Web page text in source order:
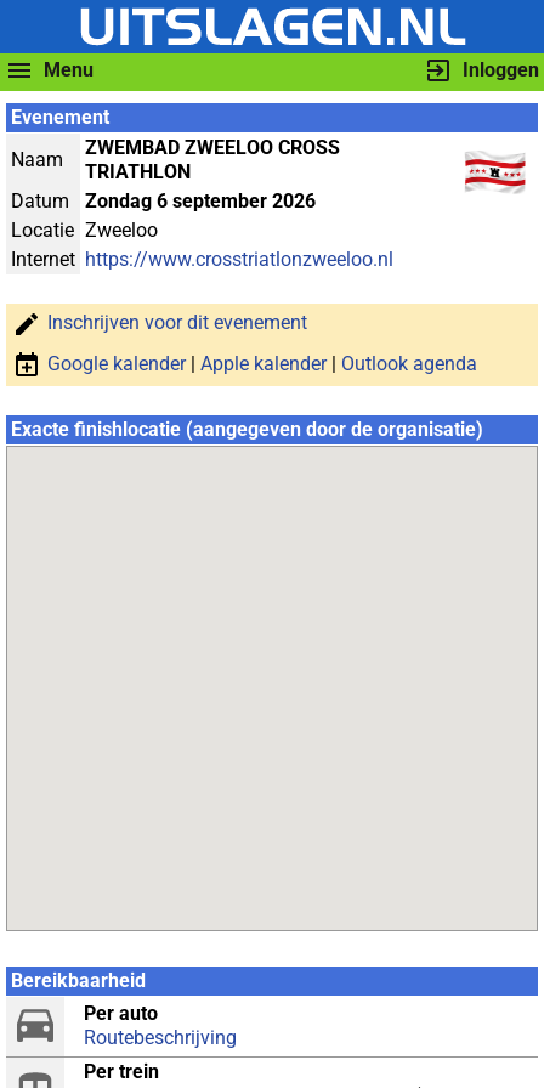
Menu Inloggen
Evenement
Naam
ZWEMBAD ZWEELOO CROSS
TRIATHLON
Datum
Zondag 6 september 2026
Locatie Zweeloo
Internet https://www.crosstriatlonzweeloo.nl
Inschrijven voor dit evenement
Google kalender| Apple kalender| Outlook agenda
Exacte finishlocatie (aangegeven door de organisatie)
Bereikbaarheid
Per auto
Routebeschrijving
Per trein